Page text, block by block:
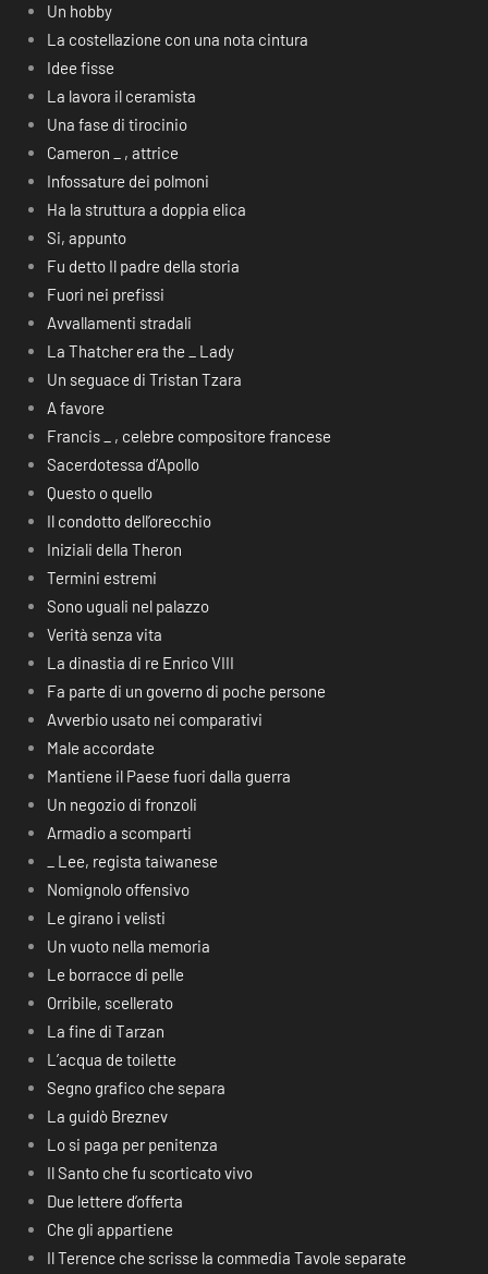
Un hobby
La costellazione con una nota cintura
Idee fisse
La lavora il ceramista
Una fase di tirocinio
Cameron _ , attrice
Infossature dei polmoni
Ha la struttura a doppia elica
Si, appunto
Fu detto Il padre della storia
Fuori nei prefissi
Avvallamenti stradali
La Thatcher era the _ Lady
Un seguace di Tristan Tzara
A favore
Francis _ , celebre compositore francese
Sacerdotessa d’Apollo
Questo o quello
Il condotto dell’orecchio
Iniziali della Theron
Termini estremi
Sono uguali nel palazzo
Verità senza vita
La dinastia di re Enrico VIII
Fa parte di un governo di poche persone
Avverbio usato nei comparativi
Male accordate
Mantiene il Paese fuori dalla guerra
Un negozio di fronzoli
Armadio a scomparti
_ Lee, regista taiwanese
Nomignolo offensivo
Le girano i velisti
Un vuoto nella memoria
Le borracce di pelle
Orribile, scellerato
La fine di Tarzan
L’acqua de toilette
Segno grafico che separa
La guidò Breznev
Lo si paga per penitenza
Il Santo che fu scorticato vivo
Due lettere d’offerta
Che gli appartiene
Il Terence che scrisse la commedia Tavole separate